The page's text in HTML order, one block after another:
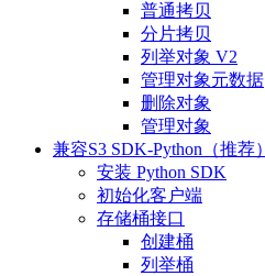
普通拷贝
分片拷贝
列举对象 V2
管理对象元数据
删除对象
管理对象
兼容S3 SDK-Python（推荐）
安装 Python SDK
初始化客户端
存储桶接口
创建桶
列举桶